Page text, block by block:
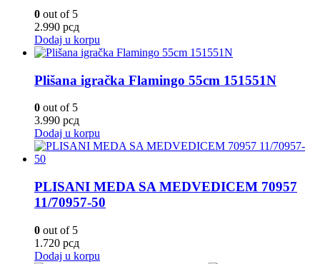
0 out of 5
2.990 рсд
Dodaj u korpu
Plišana igračka Flamingo 55cm 151551N
0 out of 5
3.990 рсд
Dodaj u korpu
PLISANI MEDA SA MEDVEDICEM 70957
11/70957-50
0 out of 5
1.720 рсд
Dodaj u korpu